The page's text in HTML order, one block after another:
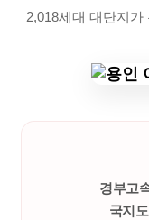
2,018세대 대단지
경부고
국지